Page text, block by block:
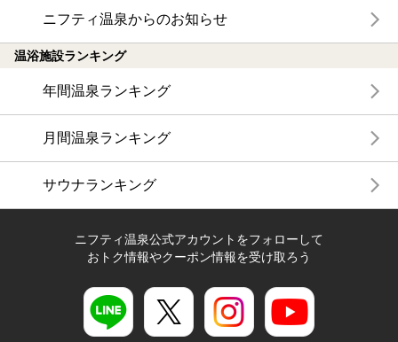
ニフティ温泉からのお知らせ
温浴施設ランキング
年間温泉ランキング
月間温泉ランキング
サウナランキング
ニフティ温泉公式アカウントをフォローして
おトク情報やクーポン情報を受け取ろう